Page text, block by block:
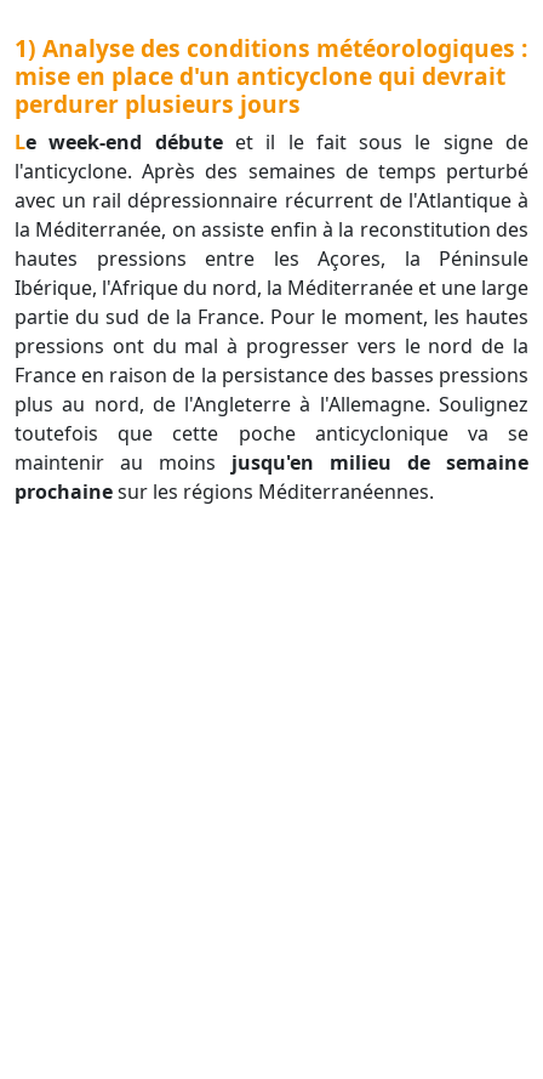
1) Analyse des conditions météorologiques :
mise en place d'un anticyclone qui devrait
perdurer plusieurs jours
Le week-end débuteet il le fait sous le signe de
l'anticyclone. Après des semaines de temps perturbé
avec un rail dépressionnaire récurrent de l'Atlantique à
la Méditerranée, on assiste enfin à la reconstitution des
hautes pressions entre les Açores, la Péninsule
Ibérique, l'Afrique du nord, la Méditerranée et une large
partie du sud de la France. Pour le moment, les hautes
pressions ont du mal à progresser vers le nord de la
France en raison de la persistance des basses pressions
plus au nord, de l'Angleterre à l'Allemagne. Soulignez
toutefois que cette poche anticyclonique va se
maintenir au moins jusqu'en milieu de semaine
prochainesur les régions Méditerranéennes.